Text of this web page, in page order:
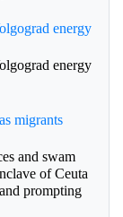
energy
energy
migrants
and swam
of Ceuta
prompting